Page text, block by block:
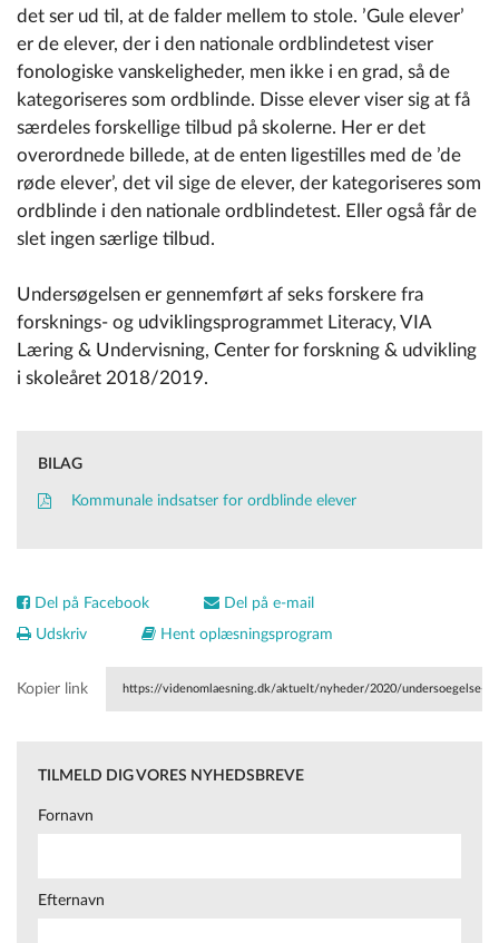
det ser ud til, at de falder mellem to stole. ’Gule elever’
er de elever, der i den nationale ordblindetest viser
fonologiske vanskeligheder, men ikke i en grad, så de
kategoriseres som ordblinde. Disse elever viser sig at få
særdeles forskellige tilbud på skolerne. Her er det
overordnede billede, at de enten ligestilles med de ’de
røde elever’, det vil sige de elever, der kategoriseres som
ordblinde i den nationale ordblindetest. Eller også får de
slet ingen særlige tilbud.
Undersøgelsen er gennemført af seks forskere fra
forsknings- og udviklingsprogrammet Literacy, VIA
Læring & Undervisning, Center for forskning & udvikling
i skoleåret 2018/2019.
BILAG
Kommunale indsatser for ordblinde elever
Del på Facebook
Del på e-mail
Udskriv
Hent oplæsningsprogram
Kopier link https://videnomlaesning.dk/aktuelt/nyheder/2020/undersoegelse-
TILMELD DIG VORES NYHEDSBREVE
Fornavn
Efternavn